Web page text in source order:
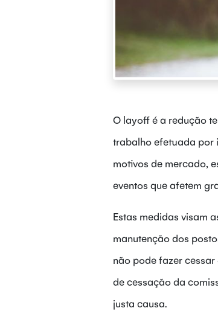
O layoff é a redução
trabalho efetuada por
motivos de mercado,
eventos que afetem
Estas medidas visam
manutenção dos
não pode fazer
de cessação da
justa causa.